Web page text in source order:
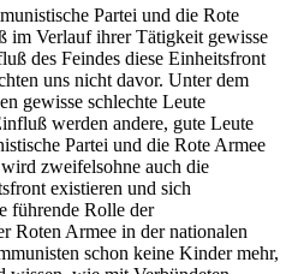
Partei und die Rote
im Verlauf ihrer Tätigkeit gewisse
des Feindes diese Einheitsfront
uns nicht davor. Unter dem
gewisse schlechte Leute
werden andere, gute Leute
Partei und die Rote Armee
zweifelsohne auch die
existieren und sich
führende Rolle der
Roten Armee in der nationalen
schon keine Kinder mehr,